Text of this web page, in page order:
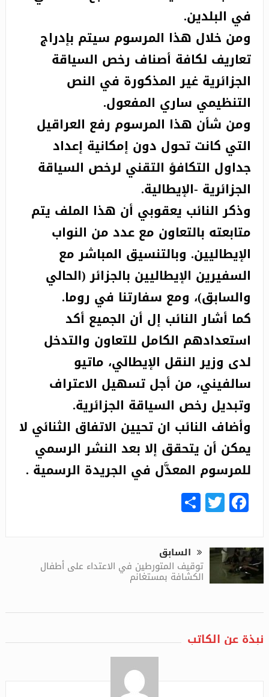
في البلدين.
ومن خلال هذا المرسوم سيتم بإدراج
تعاريف لكافة أصناف رخص السياقة
الجزائرية غير المذكورة في النص
التنظيمي ساري المفعول.
ومن شأن هذا المرسوم رفع العراقيل
التي كانت تحول دون إمكانية إعداد
جداول التكافؤ التقني لرخص السياقة
الجزائرية -الإيطالية.
وذكر النائب يعقوبي أن هذا الملف يتم
متابعته بالتعاون مع عدد من النواب
الإيطاليين. وبالتنسيق المباشر مع
السفيرين الإيطاليين بالجزائر (الحالي
والسابق)، ومع سفارتنا في روما.
كما أشار النائب إل أن الجميع أكد
استعدادهم الكامل للتعاون والتدخل
لدى وزير النقل الإيطالي، ماتيو
سالفيني، من أجل تسهيل الاعتراف
وتبديل رخص السياقة الجزائرية.
وأضاف النائب ان تحيين الاتفاق الثنائي لا
يمكن أن يتحقق إلا بعد النشر الرسمي
للمرسوم المعدَّل في الجريدة الرسمية .
Facebook
Twitter
Share
السابق
توقيف المتورطين في الاعتداء على أطفال
الكشافة بمستغانم
نبذة عن الكاتب